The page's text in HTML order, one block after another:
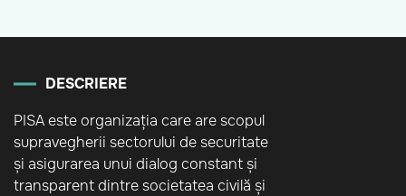
DESCRIERE
PISA este organizația care are scopul
supravegherii sectorului de securitate
și asigurarea unui dialog constant și
transparent dintre societatea civilă și